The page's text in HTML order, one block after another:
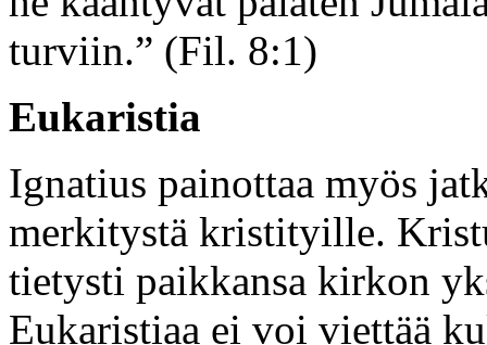
turviin.” (Fil. 8:1)
Eukaristia
Ignatius painottaa myös
merkitystä kristityille.
tietysti paikkansa kirkon
Eukaristiaa ei voi viettää